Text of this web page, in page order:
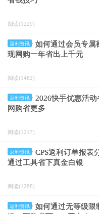
阅读(1229)
返利资讯
如何通过会员专属
现网购一年省出上千元
阅读(1482)
返利资讯
2026快手优惠活
网购省更多
阅读(1217)
返利资讯
CPS返利订单报表
通过工具省下真金白银
阅读(1288)
返利资讯
如何通过无等级限